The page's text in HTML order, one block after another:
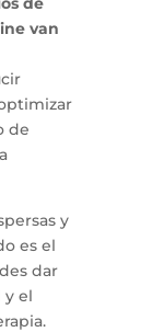
van
de
y
es el
dar
y el